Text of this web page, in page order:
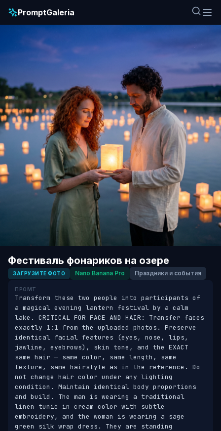
PromptGaleria
Фестиваль фонариков на озере
ЗАГРУЗИТЕ ФОТО Nano Banana Pro Праздники и события
ПРОМТ
Transform these two people into participants of
a magical evening lantern festival by a calm
lake. CRITICAL FOR FACE AND HAIR: Transfer faces
exactly 1:1 from the uploaded photos. Preserve
identical facial features (eyes, nose, lips,
jawline, eyebrows), skin tone, and the EXACT
same hair — same color, same length, same
texture, same hairstyle as in the reference. Do
not change hair color under any lighting
condition. Maintain identical body proportions
and build. The man is wearing a traditional
linen tunic in cream color with subtle
embroidery, and the woman is wearing a sage
green silk wrap dress. They are standing